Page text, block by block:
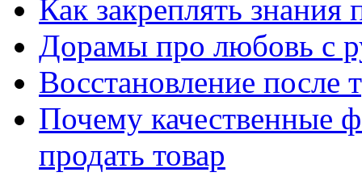
Как закреплять знания
Дорамы про любовь с
Восстановление после
Почему качественные
продать товар